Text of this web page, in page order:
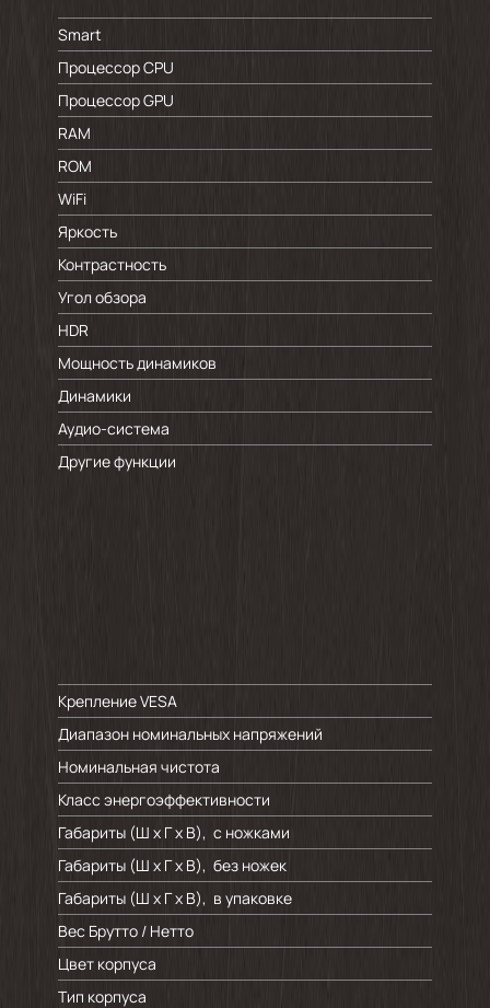
Smart
Процессор CPU
Процессор GPU
RAM
ROM
WiFi
Яркость
Контрастность
Угол обзора
HDR
Мощность динамиков
Динамики
Аудио-система
Другие функции
Крепление VESA
Диапазон номинальных напряжений
Номинальная чистота
Класс энергоэффективности
Габариты (Ш х Г х В), с ножками
Габариты (Ш х Г х В), без ножек
Габариты (Ш х Г х В), в упаковке
Вес Брутто / Нетто
Цвет корпуса
Тип корпуса